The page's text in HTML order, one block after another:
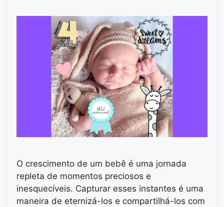
O crescimento de um bebê é uma jornada
repleta de momentos preciosos e
inesquecíveis. Capturar esses instantes é uma
maneira de eternizá-los e compartilhá-los com